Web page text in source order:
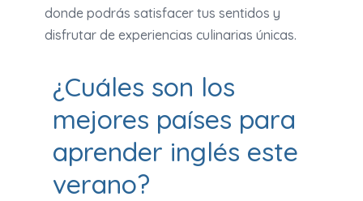
donde podrás satisfacer tus sentidos y
disfrutar de experiencias culinarias únicas.
¿Cuáles son los
mejores países para
aprender inglés este
verano?